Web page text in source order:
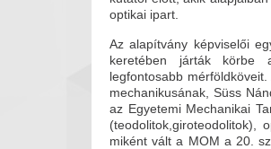
optikai ipart.
Az alapítvány képviselői
keretében járták körbe
legfontosabb
mechanikusának, Süss
az Egyetemi Mechanikai
(teodolitok,giroteodolitok),
miként vált a MOM a 20.